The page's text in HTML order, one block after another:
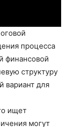
процесса
финансовой
структуру
вариант для
ищет
могут